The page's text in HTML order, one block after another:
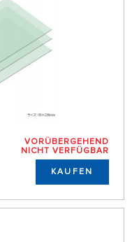
VORÜBERGEHEND
NICHT VERFÜGBAR
KAUFEN